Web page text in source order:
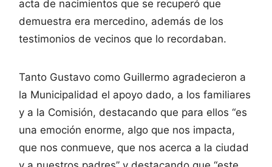
acta de nacimientos que se recuperó que
demuestra era mercedino, además de los
testimonios de vecinos que lo recordaban.
Tanto Gustavo como Guillermo agradecieron a
la Municipalidad el apoyo dado, a los familiares
y a la Comisión, destacando que para ellos “es
una emoción enorme, algo que nos impacta,
que nos conmueve, que nos acerca a la ciudad